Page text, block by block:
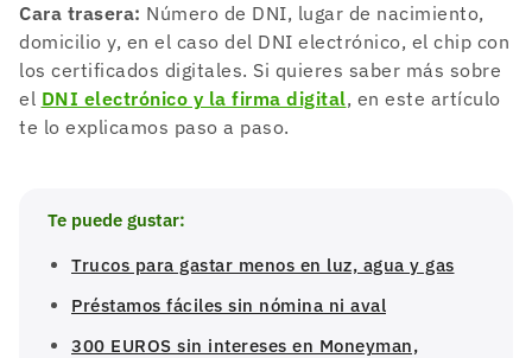
Cara trasera: Número de DNI, lugar de nacimiento,
domicilio y, en el caso del DNI electrónico, el chip con
los certificados digitales. Si quieres saber más sobre
el DNI electrónico y la firma digital, en este artículo
te lo explicamos paso a paso.
Te puede gustar:
Trucos para gastar menos en luz, agua y gas
Préstamos fáciles sin nómina ni aval
300 EUROS sin intereses en Moneyman,